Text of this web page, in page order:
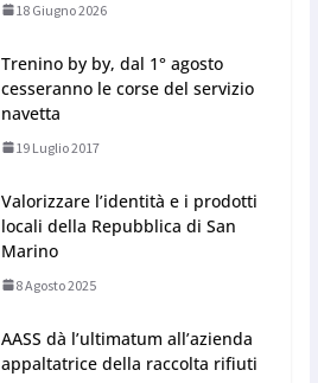
18 Giugno 2026
Trenino by by, dal 1° agosto
cesseranno le corse del servizio
navetta
19 Luglio 2017
Valorizzare l’identità e i prodotti
locali della Repubblica di San
Marino
8 Agosto 2025
AASS dà l’ultimatum all’azienda
appaltatrice della raccolta rifiuti